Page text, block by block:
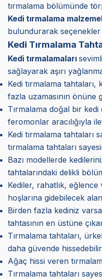
tırmalama bölümünde
Kedi tırmalama
bulundurarak seçenekler
Kedi Tırmalama
Kedi tırmalamaları
sağlayarak aşırı
Kedi tırmalama
fazla uzamasının önüne
Tırmalama doğal bir kedi
feromonlar aracılığıyla
Kedi tırmalama tahtaları
tırmalama tahtaları
Bazı modellerde
tahtalarındaki delikli
Kediler, rahatlık,
hoşlarına gidebilecek
Birden fazla kediniz
tahtasının en üstüne
Tırmalama tahtaları,
daha güvende
Ağaç hissi veren
Tırmalama tahtaları